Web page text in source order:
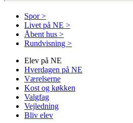
Spor >
Livet på NE >
Åbent hus >
Rundvisning >
Elev på NE
Hverdagen på NE
Værelserne
Kost og køkken
Valgfag
Vejledning
Bliv elev